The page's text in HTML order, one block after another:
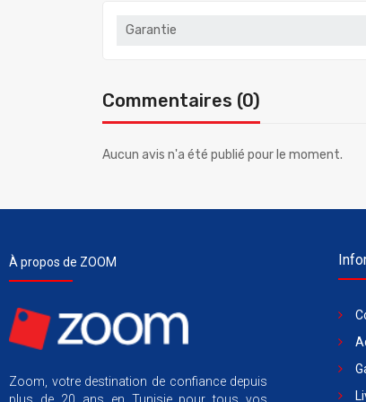
Garantie
Commentaires (0)
Aucun avis n'a été publié pour le moment.
À propos de ZOOM
Zoom, votre destination de confiance depuis